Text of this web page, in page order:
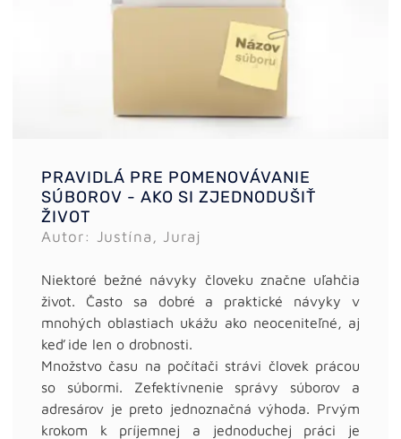
PRAVIDLÁ PRE POMENOVÁVANIE
SÚBOROV - AKO SI ZJEDNODUŠIŤ
ŽIVOT
Autor: Justína, Juraj
Niektoré bežné návyky človeku značne uľahčia
život. Často sa dobré a praktické návyky v
mnohých oblastiach ukážu ako neoceniteľné, aj
keď ide len o drobnosti.
Množstvo času na počítači strávi človek prácou
so súbormi. Zefektívnenie správy súborov a
adresárov je preto jednoznačná výhoda. Prvým
krokom k príjemnej a jednoduchej práci je